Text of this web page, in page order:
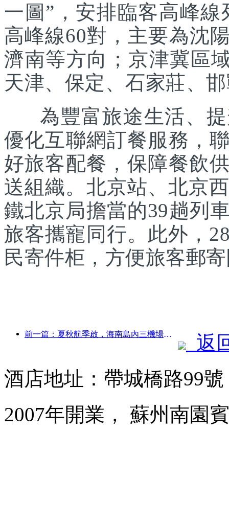
一圖”，安排臨客高峰
高峰線60對，主要為沈
濟南等方向；京津冀區
天津、保定、石家莊、
為豐富旅途生活、提
優化互聯網訂餐服務，
好旅客配餐，保障餐飲
送組織。北京站、北京
鐵北京局擔當的39趟列
旅客攜寵同行。此外，
民寄件柜，方便旅客郵
前一篇：夏秋航季啟，海南島內三機場新增41個通航點
返
酒店地址：帶城橋路99
2007年開業， 蘇州南